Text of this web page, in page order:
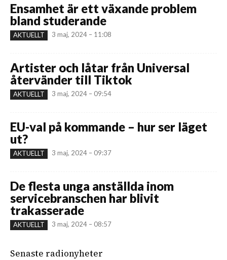
Ensamhet är ett växande problem
bland studerande
AKTUELLT 3 maj, 2024 – 11:08
Artister och låtar från Universal
återvänder till Tiktok
AKTUELLT 3 maj, 2024 – 09:54
EU-val på kommande – hur ser läget
ut?
AKTUELLT 3 maj, 2024 – 09:37
De flesta unga anställda inom
servicebranschen har blivit
trakasserade
AKTUELLT 3 maj, 2024 – 08:57
Senaste radionyheter